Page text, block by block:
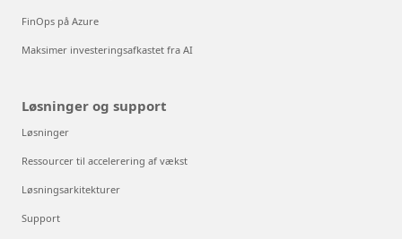
FinOps på Azure
Maksimer investeringsafkastet fra AI
Løsninger og support
Løsninger
Ressourcer til accelerering af vækst
Løsningsarkitekturer
Support